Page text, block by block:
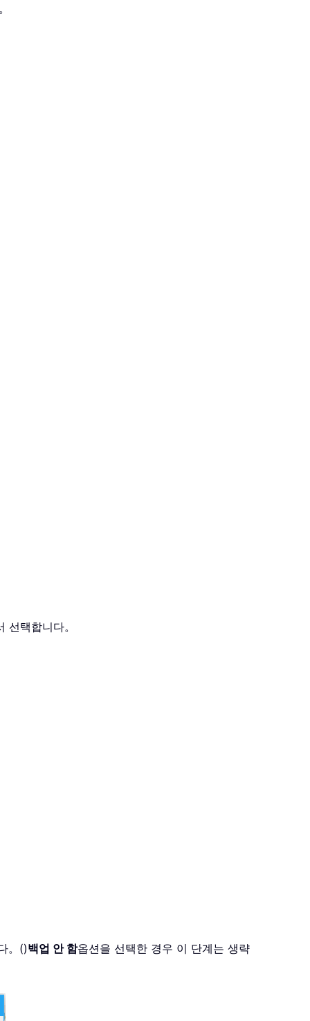
선택합니다。
。()백업 안 함옵션을 선택한 경우 이 단계는 생략